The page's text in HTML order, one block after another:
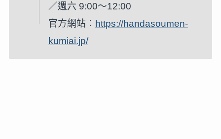
／週六 9:00～12:00
官方網站： https://handasoumen-
kumiai.jp/